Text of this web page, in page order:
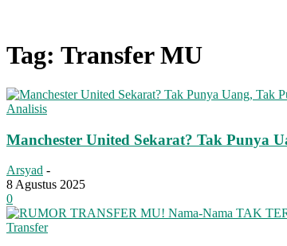
Tag: Transfer MU
Analisis
Manchester United Sekarat? Tak Punya
Arsyad -
8 Agustus 2025
0
Transfer